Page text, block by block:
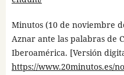
Minutos (10 de noviembre
Aznar ante las palabras de
Iberoamérica. [Versión
https://www.20minutos.es/